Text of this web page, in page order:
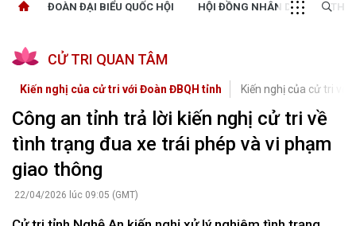
ĐOÀN ĐẠI BIỂU QUỐC HỘI HỘI ĐỒNG NHÂN DÂN
CỬ TRI QUAN TÂM
Kiến nghị của cử tri với Đoàn ĐBQH tỉnh Kiến nghị của cử tri với
Công an tỉnh trả lời kiến nghị cử tri về
tình trạng đua xe trái phép và vi phạm
giao thông
22/04/2026 lúc 09:05 (GMT)